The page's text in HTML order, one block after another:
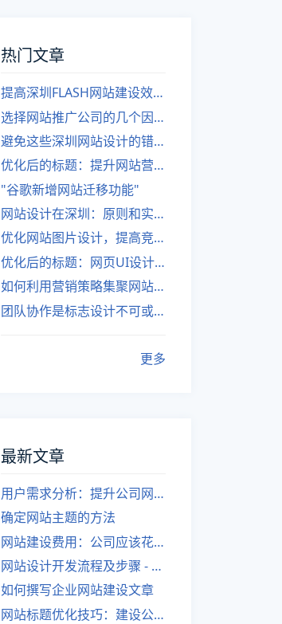
热门文章
提高深圳FLASH网站建设效率的建议
选择网站推广公司的几个因素
避免这些深圳网站设计的错误
优化后的标题：提升网站营销绩效的策略
"谷歌新增网站迁移功能"
网站设计在深圳：原则和实践
优化网站图片设计，提高竞争力
优化后的标题：网页UI设计与APP UI设计应用软件
如何利用营销策略集聚网站流量
团队协作是标志设计不可或缺的一部分
更多
最新文章
用户需求分析：提升公司网站建设效果
确定网站主题的方法
网站建设费用：公司应该花费多少？
网站设计开发流程及步骤 - 优化后的标题
如何撰写企业网站建设文章
网站标题优化技巧：建设公司的专业指导